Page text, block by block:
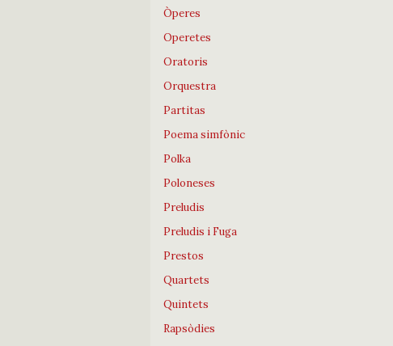
Òperes
Operetes
Oratoris
Orquestra
Partitas
Poema simfònic
Polka
Poloneses
Preludis
Preludis i Fuga
Prestos
Quartets
Quintets
Rapsòdies